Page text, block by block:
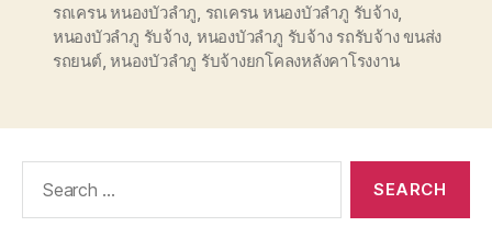
รถเครน หนองบัวลำภู รถเครน หนองบัวลำภู รับจ้าง,
หนองบัวลำภู รับจ้าง, หนองบัวลำภู รับจ้าง รถรับจ้าง ขนส่ง
รถยนต์,หนองบัวลำภู รับจ้างยกโคลงหลังคาโรงงาน